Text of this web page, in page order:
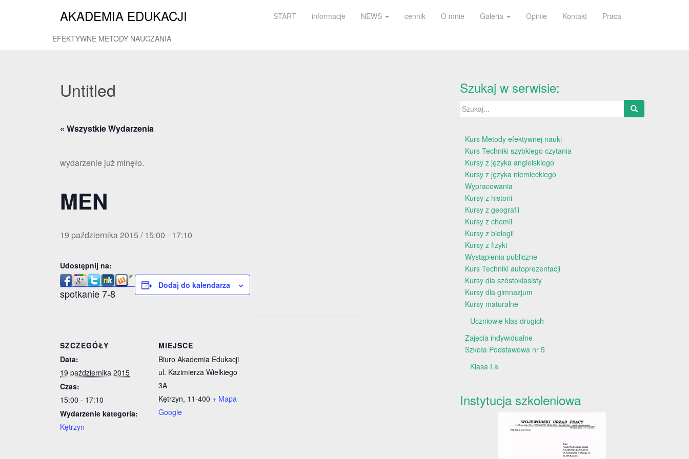
AKADEMIA EDUKACJI
EFEKTYWNE METODY NAUCZANIA
START informacje NEWS cennik O mnie Galeria Opinie Kontakt Praca
Untitled
« Wszystkie Wydarzenia
wydarzenie już minęło.
MEN
19 października 2015 / 15:00 - 17:10
Udostępnij na:
spotkanie 7-8
Dodaj do kalendarza
SZCZEGÓŁY
Data:
19 października 2015
Czas:
15:00 - 17:10
Wydarzenie kategoria:
Kętrzyn
MIEJSCE
Biuro Akademia Edukacji
ul. Kazimierza Wielkiego
3A
Kętrzyn, 11-400 + Mapa
Google
Szukaj w serwisie:
Szukaj:
Kurs Metody efektywnej nauki
Kurs Techniki szybkiego czytania
Kursy z języka angielskiego
Kursy z języka niemieckiego
Wypracowania
Kursy z historii
Kursy z geografii
Kursy z chemii
Kursy z biologii
Kursy z fizyki
Wystąpienia publiczne
Kurs Techniki autoprezentacji
Kursy dla szóstoklasisty
Kursy dla gimnazjum
Kursy maturalne
Uczniowie klas drugich
Zajęcia indywidualne
Szkoła Podstawowa nr 5
Klasa I a
Instytucja szkoleniowa